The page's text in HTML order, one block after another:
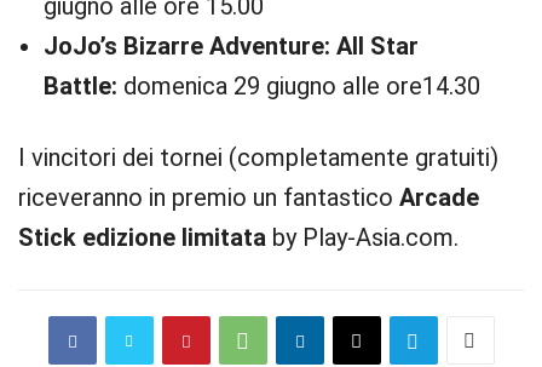
giugno alle ore 15.00
JoJo’s Bizarre Adventure: All Star
Battle: domenica 29 giugno alle ore14.30
I vincitori dei tornei (completamente gratuiti)
riceveranno in premio un fantastico Arcade
Stick edizione limitata by Play-Asia.com.